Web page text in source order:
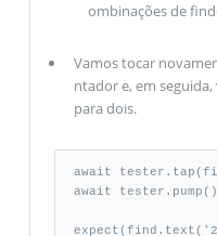
ombinações de
Vamos tocar
ntador e, em
para dois.
await
await